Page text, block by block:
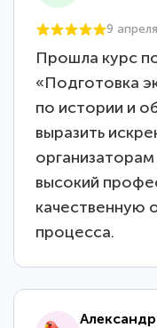
9
Прошла курс
«Подготовка
по истории и
выразить
высокий
качественную
процесса.